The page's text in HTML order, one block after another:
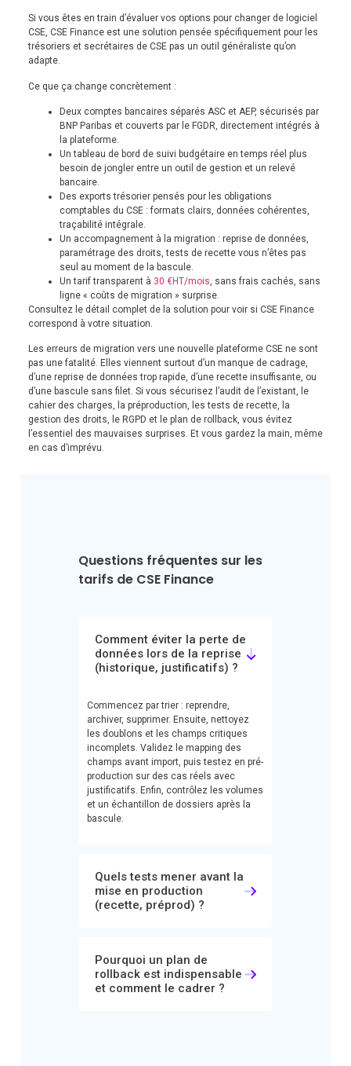
Si vous êtes en train d’évaluer vos options pour changer de logiciel
CSE, CSE Finance est une solution pensée spécifiquement pour les
trésoriers et secrétaires de CSE pas un outil généraliste qu’on
adapte.
Ce que ça change concrètement :
Deux comptes bancaires séparés ASC et AEP, sécurisés par
BNP Paribas et couverts par le FGDR, directement intégrés à
la plateforme.
Un tableau de bord de suivi budgétaire en temps réel plus
besoin de jongler entre un outil de gestion et un relevé
bancaire.
Des exports trésorier pensés pour les obligations
comptables du CSE : formats clairs, données cohérentes,
traçabilité intégrale.
Un accompagnement à la migration : reprise de données,
paramétrage des droits, tests de recette vous n’êtes pas
seul au moment de la bascule.
Un tarif transparent à 30 €HT/mois, sans frais cachés, sans
ligne « coûts de migration » surprise.
Consultez le détail complet de la solution pour voir si CSE Finance
correspond à votre situation.
Les erreurs de migration vers une nouvelle plateforme CSE ne sont
pas une fatalité. Elles viennent surtout d’un manque de cadrage,
d’une reprise de données trop rapide, d’une recette insuffisante, ou
d’une bascule sans filet. Si vous sécurisez l’audit de l’existant, le
cahier des charges, la préproduction, les tests de recette, la
gestion des droits, le RGPD et le plan de rollback, vous évitez
l’essentiel des mauvaises surprises. Et vous gardez la main, même
en cas d’imprévu.
Questions fréquentes sur les
tarifs de CSE Finance
Comment éviter la perte de
données lors de la reprise
(historique, justificatifs) ?
Commencez par trier : reprendre,
archiver, supprimer. Ensuite, nettoyez
les doublons et les champs critiques
incomplets. Validez le mapping des
champs avant import, puis testez en pré-
production sur des cas réels avec
justificatifs. Enfin, contrôlez les volumes
et un échantillon de dossiers après la
bascule.
Quels tests mener avant la
mise en production
(recette, préprod) ?
Pourquoi un plan de
rollback est indispensable
et comment le cadrer ?